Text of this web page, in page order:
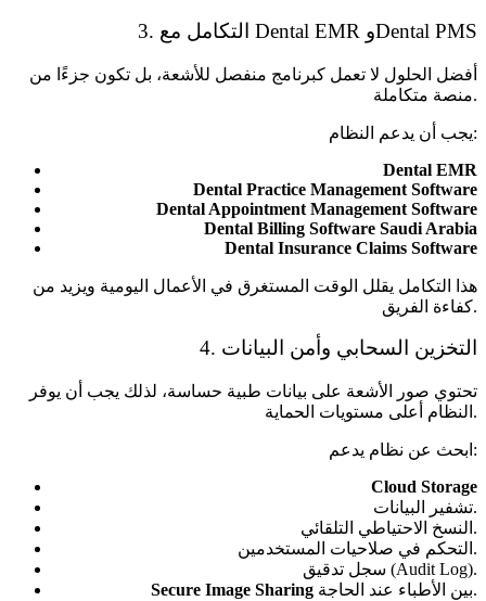
3. التكامل مع Dental EMR وDental PMS
أفضل الحلول لا تعمل كبرنامج منفصل للأشعة، بل تكون جزءًا من
منصة متكاملة.
يجب أن يدعم النظام:
Dental EMR
Dental Practice Management Software
Dental Appointment Management Software
Dental Billing Software Saudi Arabia
Dental Insurance Claims Software
هذا التكامل يقلل الوقت المستغرق في الأعمال اليومية ويزيد من
كفاءة الفريق.
4. التخزين السحابي وأمن البيانات
تحتوي صور الأشعة على بيانات طبية حساسة، لذلك يجب أن يوفر
النظام أعلى مستويات الحماية.
ابحث عن نظام يدعم:
Cloud Storage
تشفير البيانات.
النسخ الاحتياطي التلقائي.
التحكم في صلاحيات المستخدمين.
سجل تدقيق (Audit Log).
Secure Image Sharing
بين الأطباء عند الحاجة.